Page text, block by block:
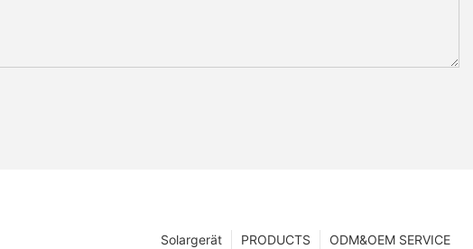
ODM&OEM SERVICE
PRODUCTS
Solargerät